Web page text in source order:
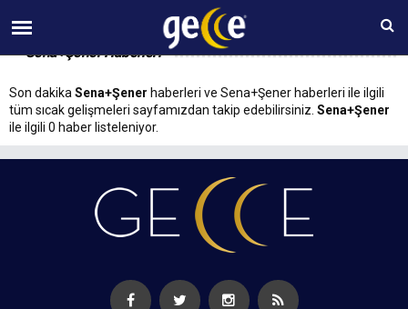
09 AĞUSTOS Pazar 09:29
Sena+Şener Haberleri
Son dakika Sena+Şener haberleri ve Sena+Şener haberleri ile ilgili
tüm sıcak gelişmeleri sayfamızdan takip edebilirsiniz. Sena+Şener
ile ilgili 0 haber listeleniyor.